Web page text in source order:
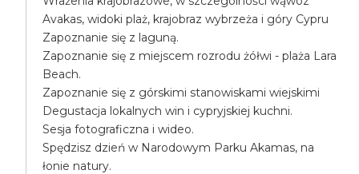
Avakas, widoki plaż, krajobraz wybrzeża i góry Cypru
Zapoznanie się z laguną.
Zapoznanie się z miejscem rozrodu żółwi - plaża Lara
Beach.
Zapoznanie się z górskimi stanowiskami wiejskimi
Degustacja lokalnych win i cypryjskiej kuchni.
Sesja fotograficzna i wideo.
Spędzisz dzień w Narodowym Parku Akamas, na
łonie natury.